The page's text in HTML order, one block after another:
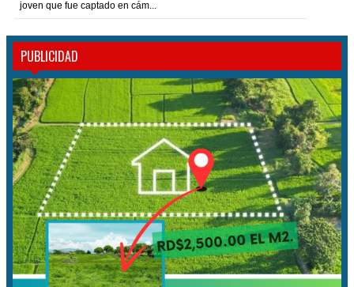
joven que fue captado en cám...
PUBLICIDAD